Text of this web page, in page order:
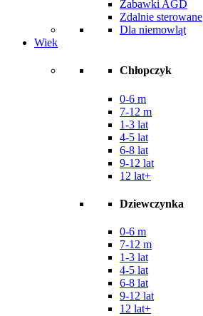
Zabawki AGD
Zdalnie sterowane
Dla niemowląt
Wiek
Chłopczyk
0-6 m
7-12 m
1-3 lat
4-5 lat
6-8 lat
9-12 lat
12 lat+
Dziewczynka
0-6 m
7-12 m
1-3 lat
4-5 lat
6-8 lat
9-12 lat
12 lat+